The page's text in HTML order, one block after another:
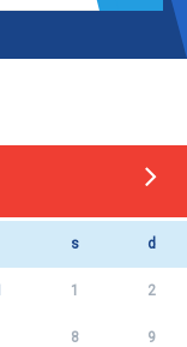
s d
1 2
8 9